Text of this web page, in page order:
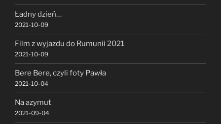
Ładny dzień…
2021-10-09
Film z wyjazdu do Rumunii 2021
2021-10-09
Bere Bere, czyli foty Pawła
2021-10-04
Na azymut
2021-09-04